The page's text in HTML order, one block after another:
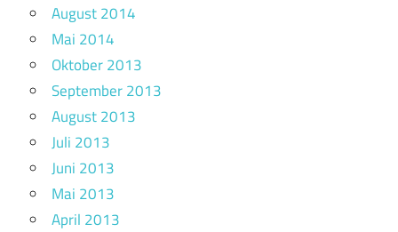
August 2014
Mai 2014
Oktober 2013
September 2013
August 2013
Juli 2013
Juni 2013
Mai 2013
April 2013